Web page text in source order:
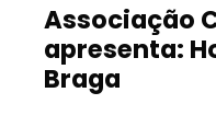
Associação
apresenta:
Braga